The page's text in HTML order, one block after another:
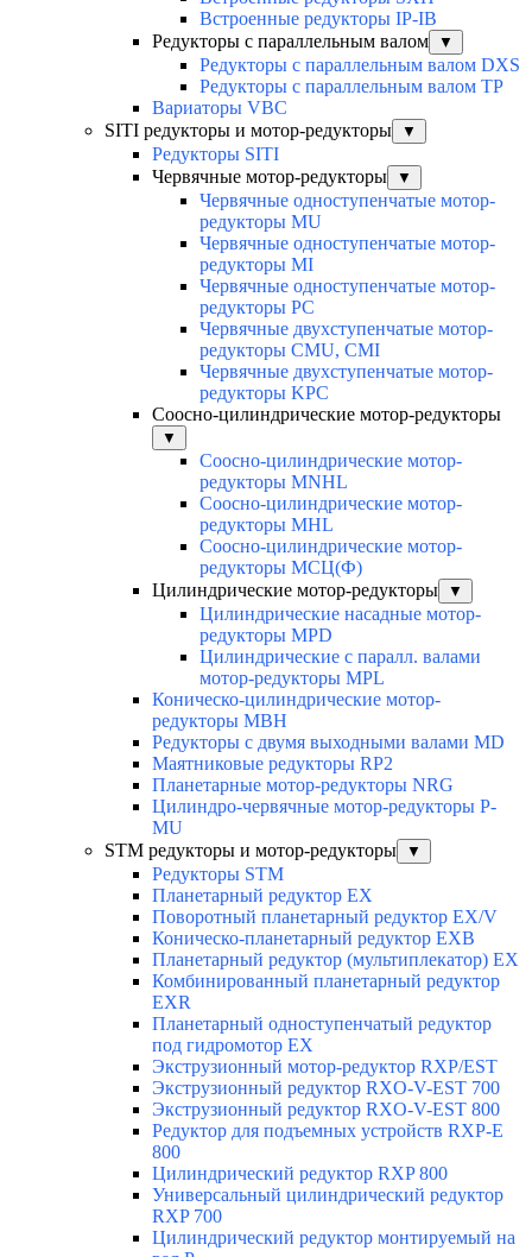
Встроенные редукторы IP-IB
Редукторы с параллельным валом
▼
Редукторы с параллельным валом DXS
Редукторы с параллельным валом TP
Вариаторы VBC
SITI редукторы и мотор-редукторы
▼
Редукторы SITI
Червячные мотор-редукторы
▼
Червячные одноступенчатые мотор-
редукторы MU
Червячные одноступенчатые мотор-
редукторы MI
Червячные одноступенчатые мотор-
редукторы PC
Червячные двухступенчатые мотор-
редукторы CMU, CMI
Червячные двухступенчатые мотор-
редукторы KPC
Соосно-цилиндрические мотор-редукторы
▼
Соосно-цилиндрические мотор-
редукторы MNHL
Соосно-цилиндрические мотор-
редукторы MHL
Соосно-цилиндрические мотор-
редукторы МСЦ(Ф)
Цилиндрические мотор-редукторы
▼
Цилиндрические насадные мотор-
редукторы MPD
Цилиндрические с паралл. валами
мотор-редукторы MPL
Коническо-цилиндрические мотор-
редукторы MBH
Редукторы с двумя выходными валами MD
Маятниковые редукторы RP2
Планетарные мотор-редукторы NRG
Цилиндро-червячные мотор-редукторы P-
MU
STM редукторы и мотор-редукторы
▼
Редукторы STM
Планетарный редуктор ЕХ
Поворотный планетарный редуктор EX/V
Коническо-планетарный редуктор ЕХВ
Планетарный редуктор (мультиплекатор) ЕХ
Комбинированный планетарный редуктор
ЕХR
Планетарный одноступенчатый редуктор
под гидромотор ЕХ
Экструзионный мотор-редуктор RXP/EST
Экструзионный редуктор RXO-V-EST 700
Экструзионный редуктор RXO-V-EST 800
Редуктор для подъемных устройств RXP-E
800
Цилиндрический редуктор RXP 800
Универсальный цилиндрический редуктор
RXP 700
Цилиндрический редуктор монтируемый на